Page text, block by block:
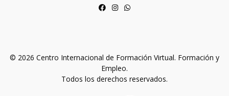
© 2026 Centro Internacional de Formación Virtual. Formación y
Empleo.
Todos los derechos reservados.